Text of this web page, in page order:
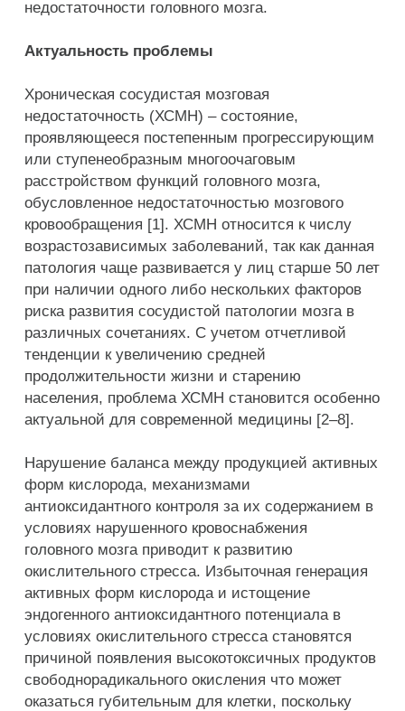
недостаточности головного мозга.
Актуальность проблемы
Хроническая сосудистая мозговая
недостаточность (ХСМН) – состояние,
проявляющееся постепенным прогрессирующим
или ступенеобразным многоочаговым
расстройством функций головного мозга,
обусловленное недостаточностью мозгового
кровообращения [1]. ХСМН относится к числу
возрастозависимых заболеваний, так как данная
патология чаще развивается у лиц старше 50 лет
при наличии одного либо нескольких факторов
риска развития сосудистой патологии мозга в
различных сочетаниях. С учетом отчетливой
тенденции к увеличению средней
продолжительности жизни и старению
населения, проблема ХСМН становится особенно
актуальной для современной медицины [2–8].
Нарушение баланса между продукцией активных
форм кислорода, механизмами
антиоксидантного контроля за их содержанием в
условиях нарушенного кровоснабжения
головного мозга приводит к развитию
окислительного стресса. Избыточная генерация
активных форм кислорода и истощение
эндогенного антиоксидантного потенциала в
условиях окислительного стресса становятся
причиной появления высокотоксичных продуктов
свободнорадикального окисления что может
оказаться губительным для клетки, поскольку